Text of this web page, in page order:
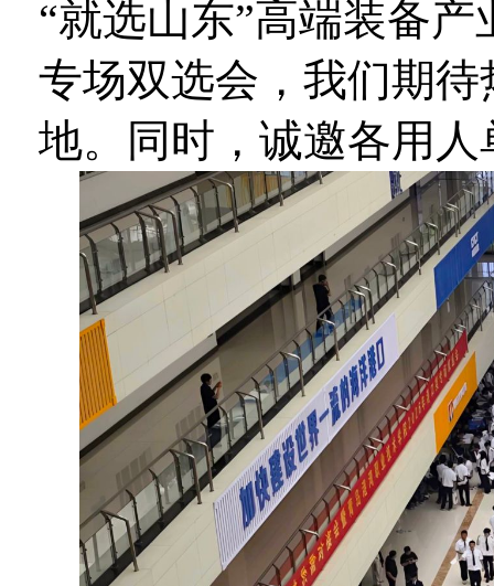
“就选山东”高端装备
专场双选会，我们期
地。同时，诚邀各用